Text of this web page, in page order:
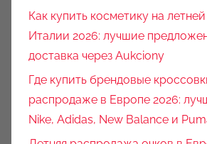
Как купить косметику на
Италии 2026: лучшие
доставка через Aukciony
Где купить брендовые
распродаже в Европе 2026:
Nike, Adidas, New Balance и